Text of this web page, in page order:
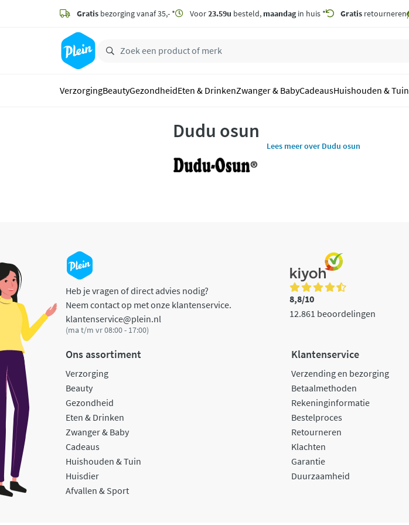
zoeken
hoofdinhoud
Gratis bezorging vanaf 35,- * Voor23.59u besteld, maandagin huis * Gratis retourneren
VerzorgingBeautyGezondheidEten & DrinkenZwanger & BabyCadeausHuishouden & Tuin
Dudu osun
Lees meer over Dudu osun
Heb je vragen of direct advies nodig?
Neem contact op met onze klantenservice.
klantenservice@plein.nl
(ma t/m vr 08:00 - 17:00)
8,8/10
12.861 beoordelingen
Ons assortiment
Verzorging
Beauty
Gezondheid
Eten & Drinken
Zwanger & Baby
Cadeaus
Huishouden & Tuin
Huisdier
Afvallen & Sport
Klantenservice
Verzending en bezorging
Betaalmethoden
Rekeninginformatie
Bestelproces
Retourneren
Klachten
Garantie
Duurzaamheid